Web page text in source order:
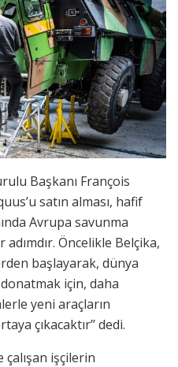
Başkanı François
satın alması, hafif
Avrupa savunma
Öncelikle Belçika,
başlayarak, dünya
için, daha
yeni araçların
çıkacaktır’’ dedi.
çalışan işçilerin